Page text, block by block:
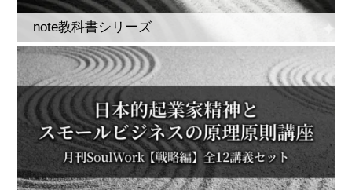
note教科書シリーズ